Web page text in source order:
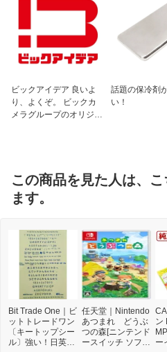
ビックアイデア 良いよ
り、よくぞ。 ビックカ
メラグループのオリジナ
話題の保冷剤
い！
この商品を見た人は、
ます。
Bit Trade One｜ビ
ットトレードワン
〔キートップシー
ル〕強い！日英対
任天堂｜Nintendo
あつまれ どうぶ
つの森[ニンテンド
ースイッチ ソフ
ン
ー